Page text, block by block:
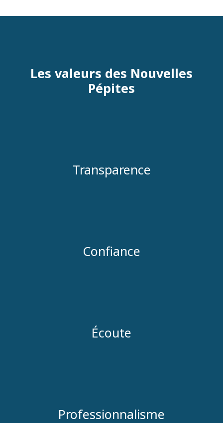
Les valeurs des Nouvelles
Pépites
Transparence
Confiance
Écoute
Professionnalisme